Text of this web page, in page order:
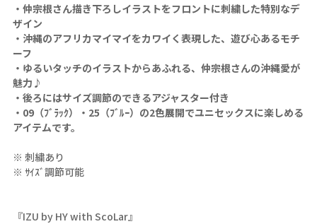
・仲宗根さん描き下ろしイラストをフロントに刺繍した特別なデ
ザイン
・沖縄のアフリカマイマイをカワイく表現した、遊び心あるモチ
ーフ
・ゆるいタッチのイラストからあふれる、仲宗根さんの沖縄愛が
魅力♪
・後ろにはサイズ調節のできるアジャスター付き
・09（ﾌﾞﾗｯｸ）・25（ﾌﾞﾙｰ）の2色展開でユニセックスに楽しめる
アイテムです。
※ 刺繍あり
※ ｻｲｽﾞ調節可能
『IZU by HY with ScoLar』